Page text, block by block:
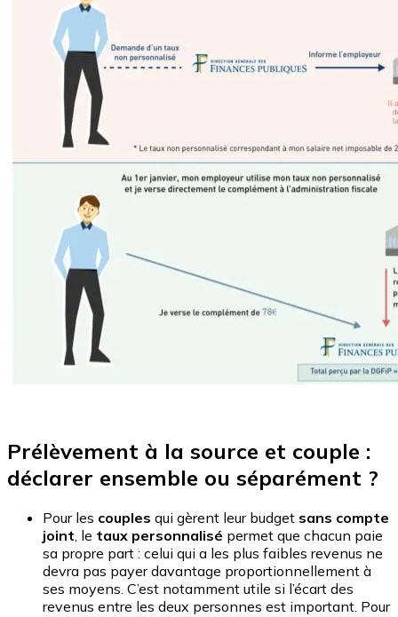
Prélèvement à la source et couple :
déclarer ensemble ou séparément ?
Pour les couples qui gèrent leur budget sans compte
joint , le taux personnalisé permet que chacun paie
sa propre part : celui qui a les plus faibles revenus ne
devra pas payer davantage proportionnellement à
ses moyens. C’est notamment utile si l’écart des
revenus entre les deux personnes est important. Pour